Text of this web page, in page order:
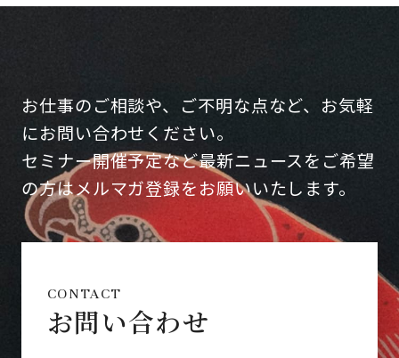
お仕事のご相談や、ご不明な点など、お気軽
にお問い合わせください。
セミナー開催予定など最新ニュースをご希望
の方はメルマガ登録をお願いいたします。
CONTACT
お問い合わせ